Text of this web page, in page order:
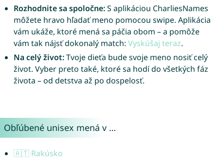
Rozhodnite sa spoločne:S aplikáciou CharliesNames
môžete hravo hľadať meno pomocou swipe. Aplikácia
vám ukáže, ktoré mená sa páčia obom – a pomôže
vám tak nájsť dokonalý match: Vyskúšaj teraz.
Na celý život:Tvoje dieťa bude svoje meno nosiť celý
život. Vyber preto také, ktoré sa hodí do všetkých fáz
života – od detstva až po dospelosť.
Obľúbené unisex mená v …
🇦🇹 Rakúsko